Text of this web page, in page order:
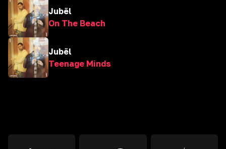
Jubël
On The Beach
Jubël
Teenage Minds